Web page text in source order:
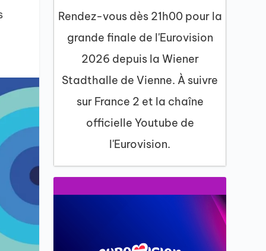
Rendez-vous dès 21h00 pour la
grande finale de l'Eurovision
2026 depuis la Wiener
Stadthalle de Vienne. À suivre
sur France 2 et la chaîne
officielle Youtube de
l'Eurovision.